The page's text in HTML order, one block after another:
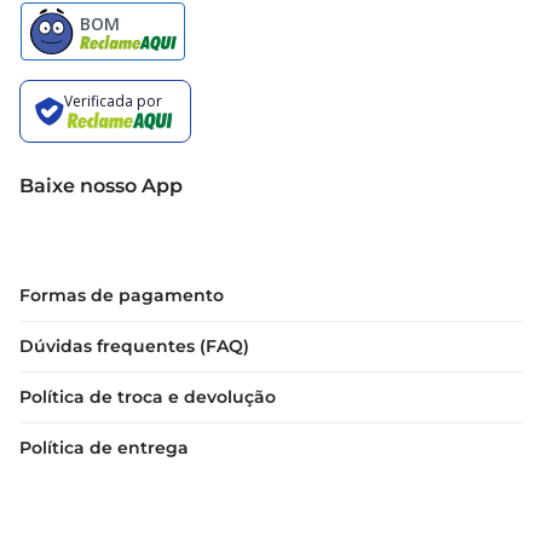
Baixe nosso App
Formas de pagamento
Dúvidas frequentes (FAQ)
Política de troca e devolução
Política de entrega